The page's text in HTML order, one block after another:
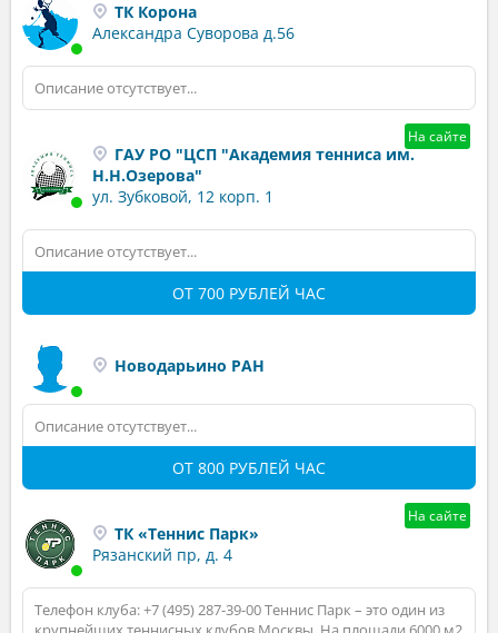
ТК Корона
Александра Суворова д.56
Описание отсутствует...
На сайте
ГАУ РО "ЦСП "Академия тенниса им.
Н.Н.Озерова"
ул. Зубковой, 12 корп. 1
Описание отсутствует...
ОТ 700 РУБЛЕЙ ЧАС
Новодарьино РАН
Описание отсутствует...
ОТ 800 РУБЛЕЙ ЧАС
На сайте
ТК «Теннис Парк»
Рязанский пр, д. 4
Телефон клуба: +7 (495) 287-39-00 Теннис Парк – это один из